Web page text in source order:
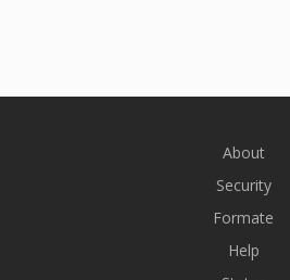
About
Security
Formate
Help